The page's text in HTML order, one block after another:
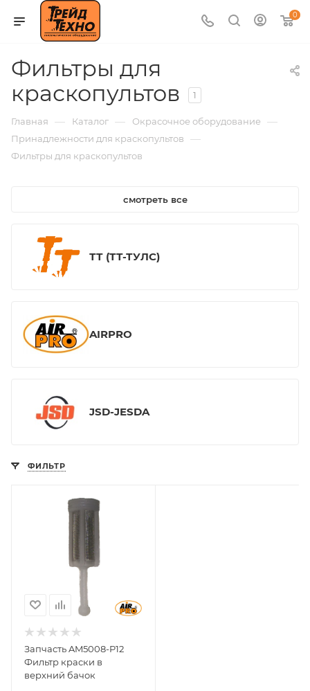
0
Фильтры для
краскопультов
1
Главная — Каталог — Окрасочное оборудование —
Принадлежности для краскопультов —
Фильтры для краскопультов
смотреть все
ТТ (ТТ-ТУЛС)
AIRPRO
JSD-JESDA
ФИЛЬТР
Запчасть AM5008-P12
Фильтр краски в
верхний бачок